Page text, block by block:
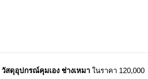
วัสดุอุปกรณ์คุมเอง ช่างเหมา ในราคา 120,000